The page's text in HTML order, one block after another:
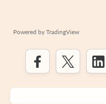
Powered by TradingView